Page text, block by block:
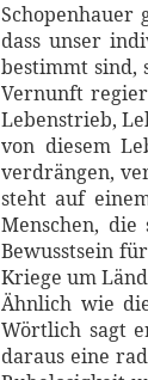
Schopenhauer
dass unser
bestimmt sind,
Vernunft
Lebenstrieb,
von diesem
verdrängen,
steht auf
Menschen,
Bewusstsein
Kriege um
Ähnlich wie
Wörtlich sagt
daraus eine